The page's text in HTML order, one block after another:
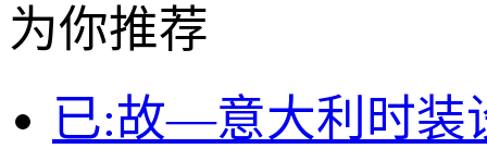
为你推荐
已:故—意大利时装